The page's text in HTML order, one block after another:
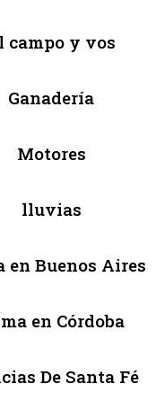
campo y vos
Ganadería
Motores
lluvias
en Buenos Aires
en Córdoba
De Santa Fé